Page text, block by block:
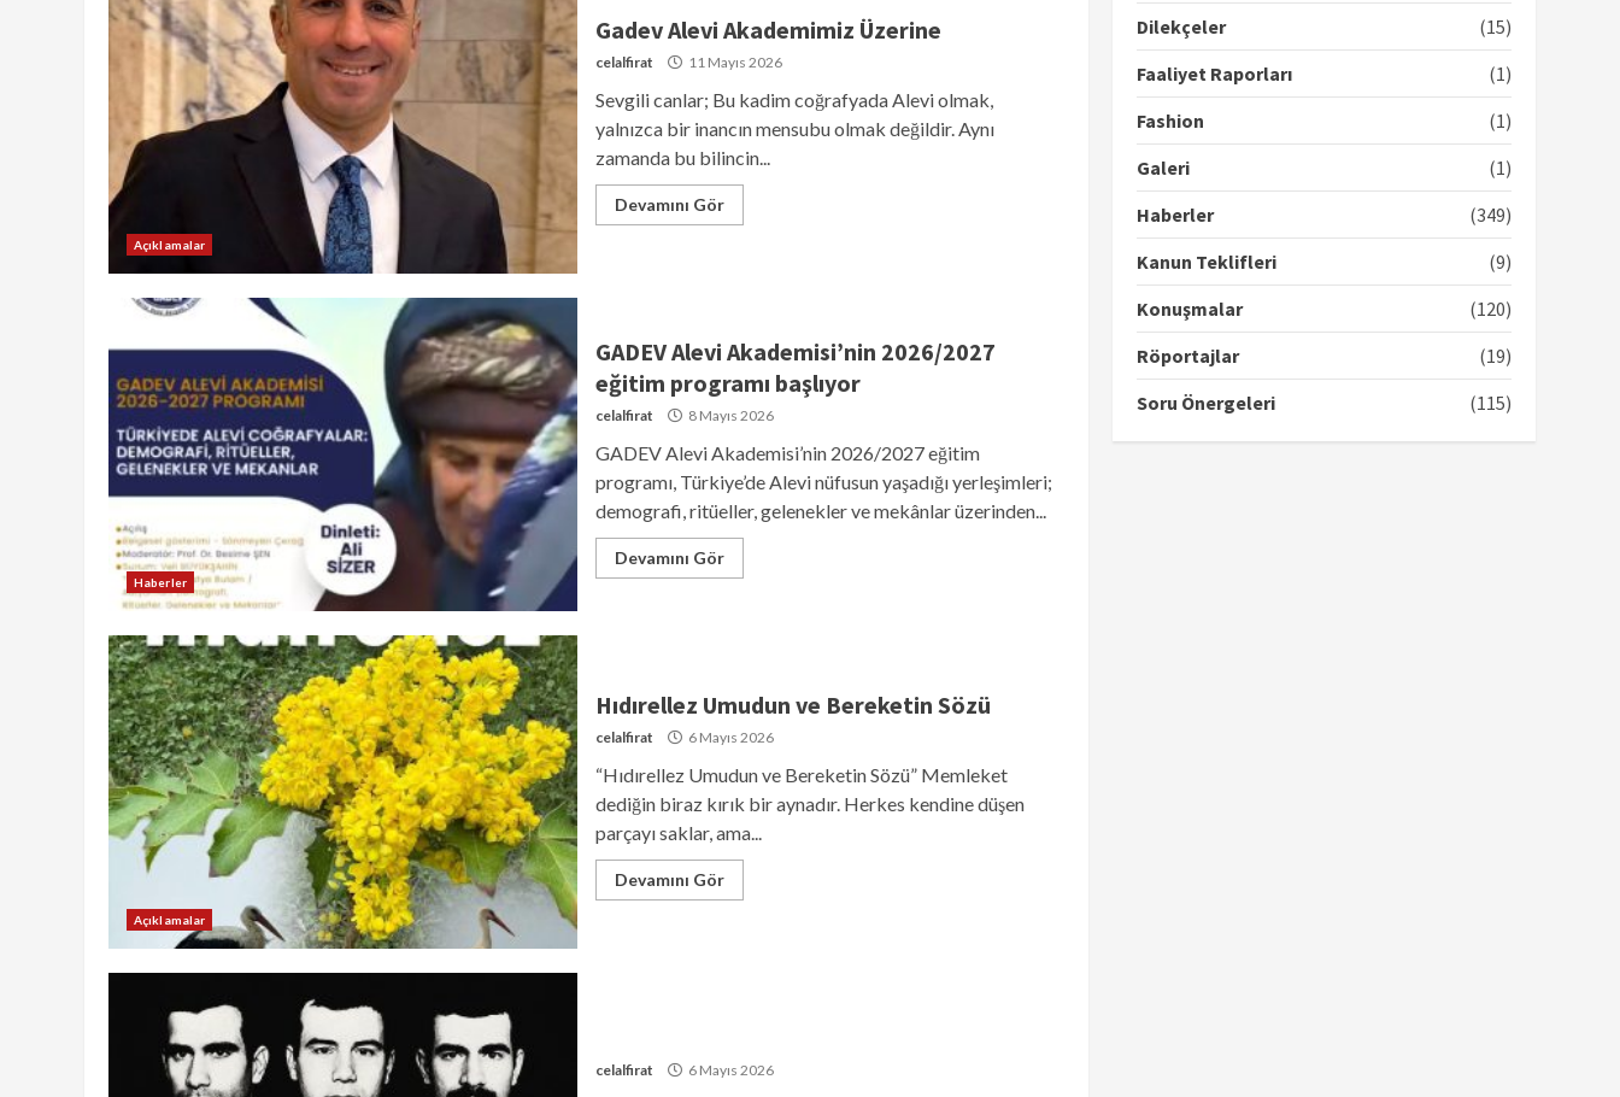
Açıklamalar
Gadev Alevi Akademimiz Üzerine
celalfirat 11 Mayıs 2026
Sevgili canlar; Bu kadim coğrafyada Alevi olmak,
yalnızca bir inancın mensubu olmak değildir. Aynı
zamanda bu bilincin...
Devamını Gör
Haberler
GADEV Alevi Akademisi’nin 2026/2027
eğitim programı başlıyor
celalfirat 8 Mayıs 2026
GADEV Alevi Akademisi’nin 2026/2027 eğitim
programı, Türkiye’de Alevi nüfusun yaşadığı yerleşimleri;
demografi, ritüeller, gelenekler ve mekânlar üzerinden...
Devamını Gör
Açıklamalar
Hıdırellez Umudun ve Bereketin Sözü
celalfirat 6 Mayıs 2026
“Hıdırellez Umudun ve Bereketin Sözü” Memleket
dediğin biraz kırık bir aynadır. Herkes kendine düşen
parçayı saklar, ama...
Devamını Gör
celalfirat 6 Mayıs 2026
Dilekçeler
(15)
Faaliyet Raporları
(1)
Fashion
(1)
Galeri
(1)
Haberler
(349)
Kanun Teklifleri
(9)
Konuşmalar
(120)
Röportajlar
(19)
Soru Önergeleri
(115)